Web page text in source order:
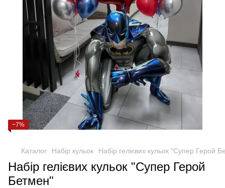
−7%
Каталог Набір кульок Набір гелієвих кульок "Супер Герой
Набір гелієвих кульок "Супер Герой
Бетмен"